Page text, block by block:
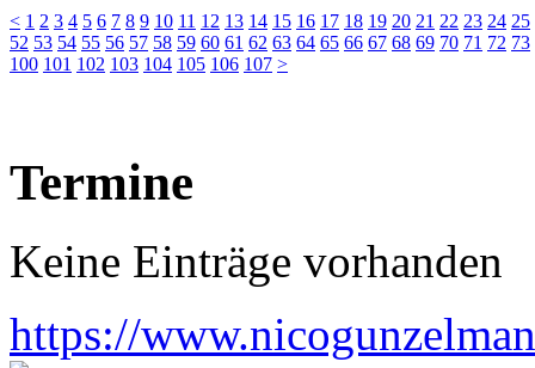
< 1 2 3 4 5 6 7 8 9 10 11 12 13 14 15 16 17 18 19 20 21 22 23 24 25
52 53 54 55 56 57 58 59 60 61 62 63 64 65 66 67 68 69 70 71 72 73
100 101 102 103 104 105 106 107 >
Termine
Keine Einträge vorhanden
https://